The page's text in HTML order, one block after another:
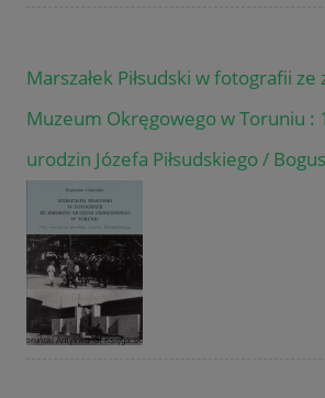
Marszałek Piłsudski w fotografii
Muzeum Okręgowego w Toruniu :
urodzin Józefa Piłsudskiego /